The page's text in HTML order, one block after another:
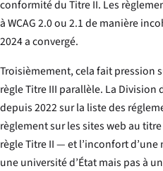
conformité du Titre II. Les
à WCAG 2.0 ou 2.1 de manière
2024 a convergé.
Troisièmement, cela fait pression
règle Titre III parallèle. La
depuis 2022 sur la liste des
règlement sur les sites web au
règle Titre II — et l’inconfort
une université d’État mais pas à